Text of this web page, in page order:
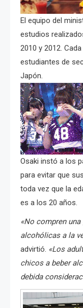
El equipo del
estudios
2010 y 2012.
estudiantes de
Japón.
Osaki instó a los
para evitar que
toda vez que a
es a los 20 años.
«No compren
alcohólicas a la
advirtió. «Los
chicos a beber
debida